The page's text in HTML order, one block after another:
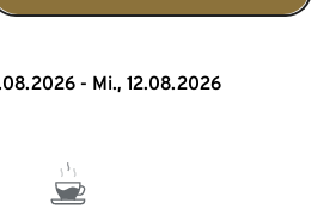
- Mi., 12.08.2026